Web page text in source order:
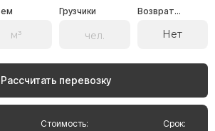
Грузчики Возврат...
Нет
Рассчитать перевозку
Стоимость: Срок: